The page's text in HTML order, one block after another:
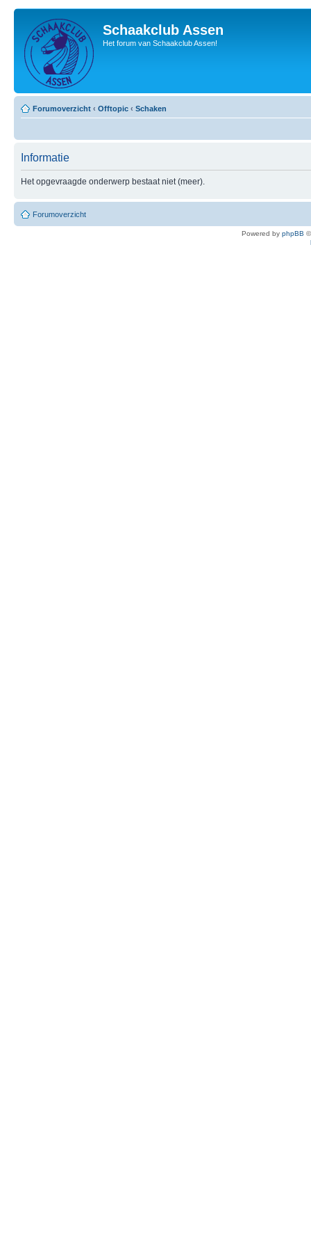
Schaakclub Assen
Het forum van Schaakclub Assen!
Forumoverzicht ‹ Offtopic ‹ Schaken
Informatie
Het opgevraagde onderwerp bestaat niet (meer).
Forumoverzicht
Powered by phpBB